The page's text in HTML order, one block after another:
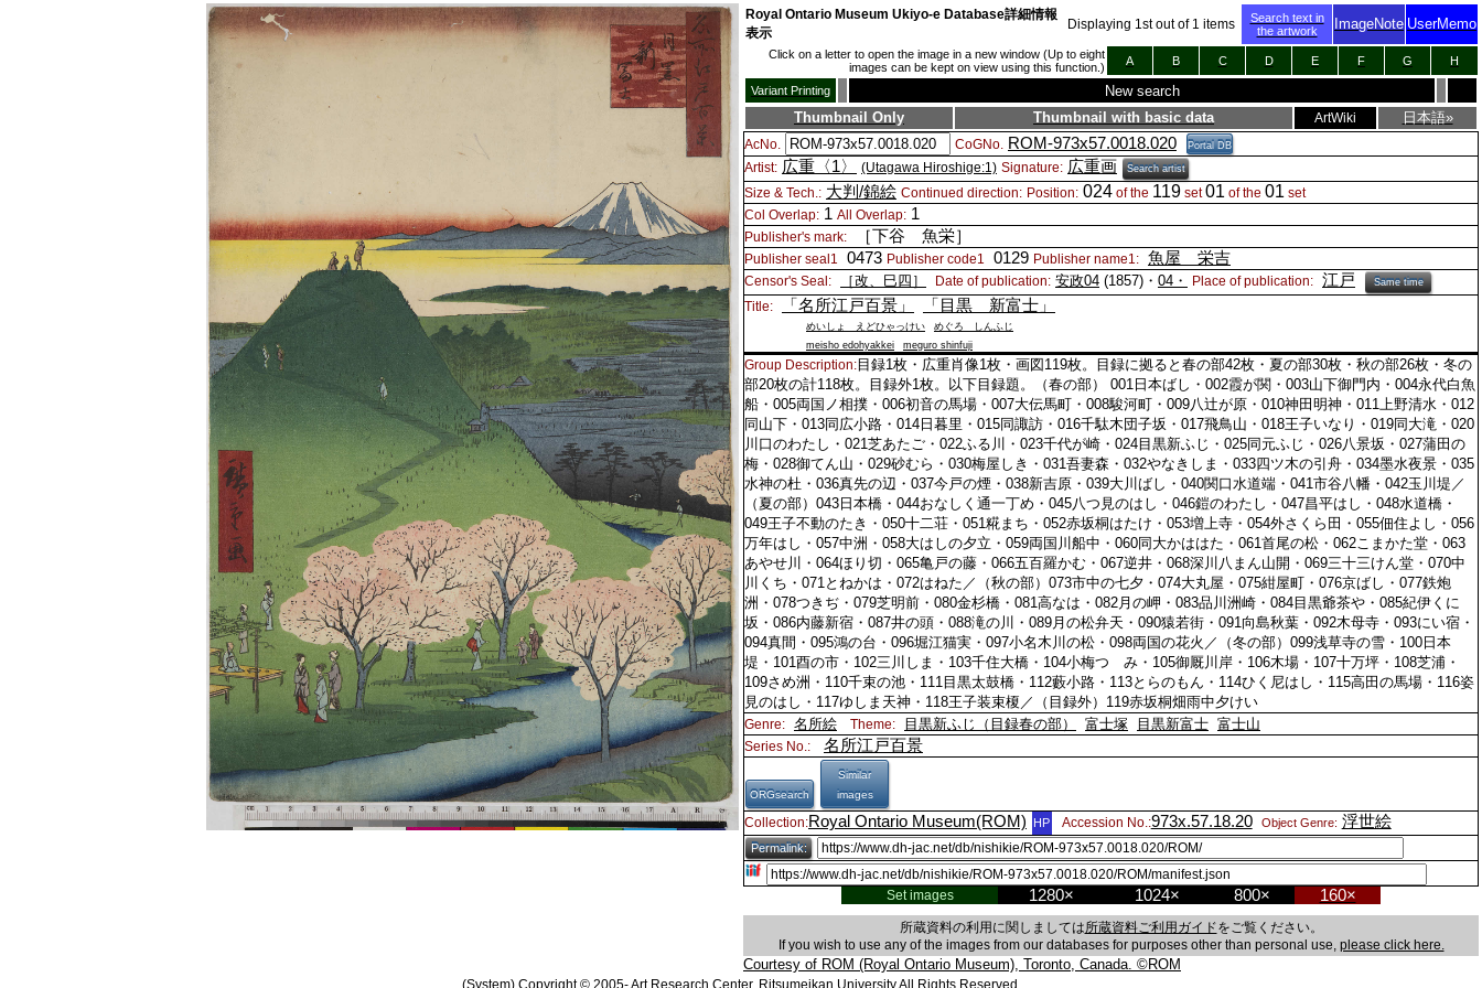
Royal Ontario Museum Ukiyo-e Database詳細情報
表示
Displaying 1st out of 1 items
Search text in
the artwork
ImageNote UserMemo
Click on a letter to open the image in a new window (Up to eight
images can be kept on view using this function.)
A B C D E F G H
Variant Printing
New search
Thumbnail Only
Thumbnail with basic data ArtWiki 日本語»
AcNo. CoGNo. ROM-973x57.0018.020 Portal DB
Artist: 広重〈1〉 (Utagawa Hiroshige:1) Signature: 広重画 Search artist
Size & Tech.: 大判/錦絵 Continued direction: Position: 024 of the 119 set01 of the 01 set
Col Overlap: 1 All Overlap: 1
Publisher's mark: ［下谷 魚栄］
Publisher seal1 0473 Publisher code1 0129 Publisher name1: 魚屋 栄吉
Censor's Seal: ［改、巳四］ Date of publication: 安政04 (1857)・ 04・ Place of publication: 江戸 Same time
Title: 「名所江戸百景」 「目黒 新富士」
めいしょ えどひゃっけい
めぐろ しんふじ
meisho edohyakkei
meguro shinfuji
Group Description:目録1枚・広重肖像1枚・画図119枚。目録に拠ると春の部42枚・夏の部30枚・秋の部26枚・冬の
部20枚の計118枚。目録外1枚。以下目録題。（春の部） 001日本ばし・002霞が関・003山下御門内・004永代白魚
船・005両国ノ相撲・006初音の馬場・007大伝馬町・008駿河町・009八辻が原・010神田明神・011上野清水・012
同山下・013同広小路・014日暮里・015同諏訪・016千駄木団子坂・017飛鳥山・018王子いなり・019同大滝・020
川口のわたし・021芝あたご・022ふる川・023千代が崎・024目黒新ふじ・025同元ふじ・026八景坂・027蒲田の
梅・028御てん山・029砂むら・030梅屋しき・031吾妻森・032やなきしま・033四ツ木の引舟・034墨水夜景・035
水神の杜・036真先の辺・037今戸の煙・038新吉原・039大川ばし・040関口水道端・041市谷八幡・042玉川堤／
（夏の部）043日本橋・044おなしく通一丁め・045八つ見のはし・046鎧のわたし・047昌平はし・048水道橋・
049王子不動のたき・050十二荘・051糀まち・052赤坂桐はたけ・053増上寺・054外さくら田・055佃住よし・056
万年はし・057中洲・058大はしの夕立・059両国川船中・060同大かははた・061首尾の松・062こまかた堂・063
あやせ川・064ほり切・065亀戸の藤・066五百羅かむ・067逆井・068深川八まん山開・069三十三けん堂・070中
川くち・071とねかは・072はねた／（秋の部）073市中の七夕・074大丸屋・075紺屋町・076京ばし・077鉄炮
洲・078つきぢ・079芝明前・080金杉橋・081高なは・082月の岬・083品川洲崎・084目黒爺茶や・085紀伊くに
坂・086内藤新宿・087井の頭・088滝の川・089月の松弁天・090猿若街・091向島秋葉・092木母寺・093にい宿・
094真間・095鴻の台・096堀江猫実・097小名木川の松・098両国の花火／（冬の部）099浅草寺の雪・100日本
堤・101酉の市・102三川しま・103千住大橋・104小梅つゝみ・105御厩川岸・106木場・107十万坪・108芝浦・
109さめ洲・110千束の池・111目黒太鼓橋・112藪小路・113とらのもん・114ひく尼はし・115高田の馬場・116姿
見のはし・117ゆしま天神・118王子装束榎／（目録外）119赤坂桐畑雨中夕けい
Genre: 名所絵 Theme: 目黒新ふじ（目録春の部） 富士塚 目黒新富士 富士山
Series No.: 名所江戸百景
ORGsearch
Similar
images
Collection:Royal Ontario Museum(ROM) HP Accession No.:973x.57.18.20 Object Genre: 浮世絵
Permalink:
Set images 1280× 1024× 800× 160×
所蔵資料の利用に関しましては所蔵資料ご利用ガイドをご覧ください。
If you wish to use any of the images from our databases for purposes other than personal use, please click here.
Courtesy of ROM (Royal Ontario Museum), Toronto, Canada. ©ROM
(System) Copyright © 2005-Art Research Center, Ritsumeikan UniversityAll Rights Reserved.